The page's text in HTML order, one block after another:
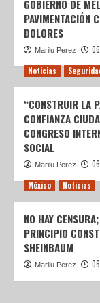
GOBIERNO DE
PAVIMENTACIÓN
DOLORES
Marilu Perez
Noticias
“CONSTRUIR LA
CONFIANZA
CONGRESO
SOCIAL
Marilu Perez
México Noticias
NO HAY
PRINCIPIO
SHEINBAUM
Marilu Perez